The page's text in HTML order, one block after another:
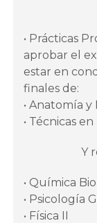
• Prácticas
aprobar el
estar en
finales de:
• Anatomía
• Técnicas
Y
• Química
• Psicología
• Física II